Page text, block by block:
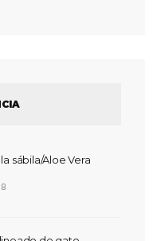
sábila/Aloe Vera